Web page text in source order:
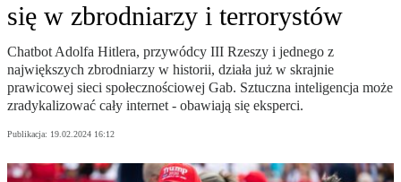
się w zbrodniarzy i terrorystów
Chatbot Adolfa Hitlera, przywódcy III Rzeszy i jednego z
największych zbrodniarzy w historii, działa już w skrajnie
prawicowej sieci społecznościowej Gab. Sztuczna inteligencja może
zradykalizować cały internet - obawiają się eksperci.
Publikacja: 19.02.2024 16:12